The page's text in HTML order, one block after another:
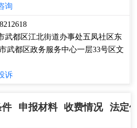
询
武都区江北街道办事处五凤社区东
武都区政务服务中心一层33号区文
诉
件 申报材料 收费情况 法定